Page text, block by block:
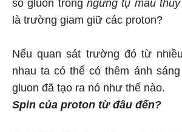
số gluon trong ngưng tụ màu
là trường giam giữ các proton?
Nếu quan sát trường đó từ
nhau ta có thể có thêm ánh
gluon đã tạo ra nó như thế nào.
Spin của proton từ đâu đến?